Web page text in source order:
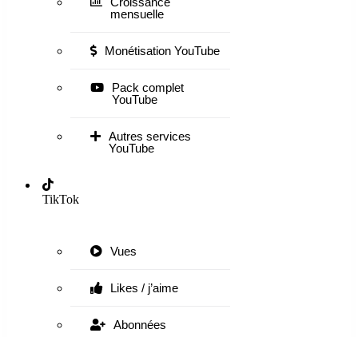
mensuelle
Monétisation YouTube
Pack complet
YouTube
Autres services
YouTube
TikTok
Vues
Likes / j’aime
Abonnées